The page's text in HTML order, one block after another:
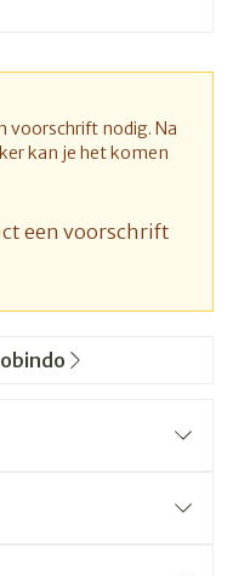
voorschrift nodig. Na
kan je het komen
een voorschrift